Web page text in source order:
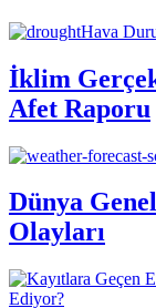
Hava
İklim
Afet Raporu
Dünya
Olayları